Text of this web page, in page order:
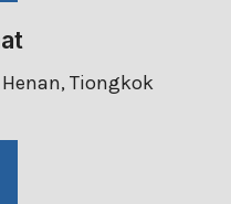
Tiongkok